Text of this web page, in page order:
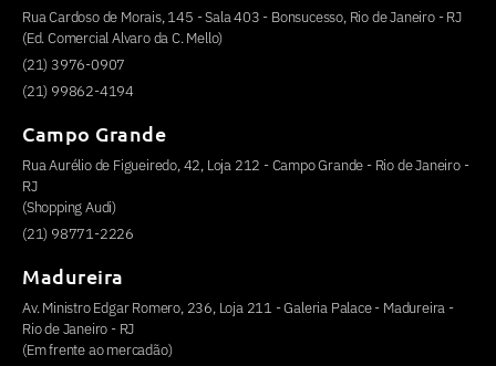
Rua Cardoso de Morais, 145 - Sala 403 - Bonsucesso, Rio de Janeiro - RJ
(Ed. Comercial Alvaro da C. Mello)
(21) 3976-0907
(21) 99862-4194
Campo Grande
Rua Aurélio de Figueiredo, 42, Loja 212 - Campo Grande - Rio de Janeiro -
RJ
(Shopping Audi)
(21) 98771-2226
Madureira
Av. Ministro Edgar Romero, 236, Loja 211 - Galeria Palace - Madureira -
Rio de Janeiro - RJ
(Em frente ao mercadão)